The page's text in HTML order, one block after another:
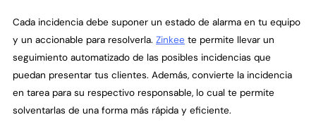
Cada incidencia debe suponer un estado de alarma en tu equipo
y un accionable para resolverla. Zinkee te permite llevar un
seguimiento automatizado de las posibles incidencias que
puedan presentar tus clientes. Además, convierte la incidencia
en tarea para su respectivo responsable, lo cual te permite
solventarlas de una forma más rápida y eficiente.